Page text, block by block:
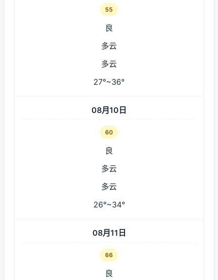
55
良
多云
多云
27°~36°
08月10日
60
良
多云
多云
26°~34°
08月11日
66
良